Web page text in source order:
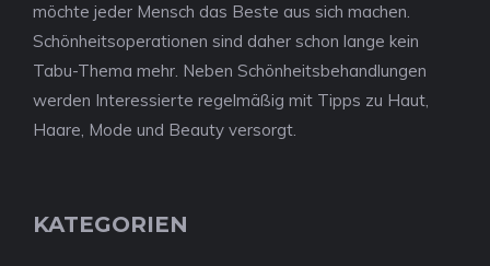
möchte jeder Mensch das Beste aus sich machen.
Schönheitsoperationen sind daher schon lange kein
Tabu-Thema mehr. Neben Schönheitsbehandlungen
werden Interessierte regelmäßig mit Tipps zu Haut,
Haare, Mode und Beauty versorgt.
KATEGORIEN